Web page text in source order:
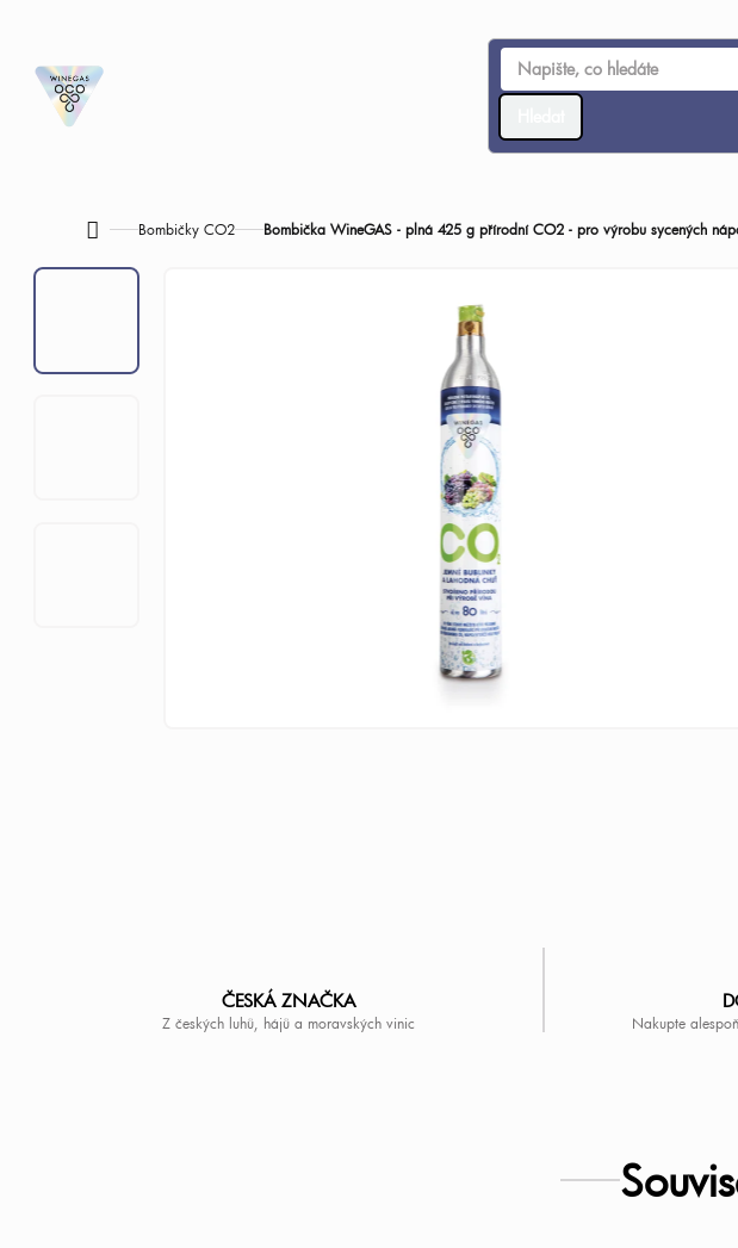
obsah
DomůBombičky CO2 Bombička WineGAS - plná 425 g přírodní CO2 - pro výrobu sycených
ČESKÁ ZNAČKA
Z českých luhů, hájů a moravských vinic Nakupte